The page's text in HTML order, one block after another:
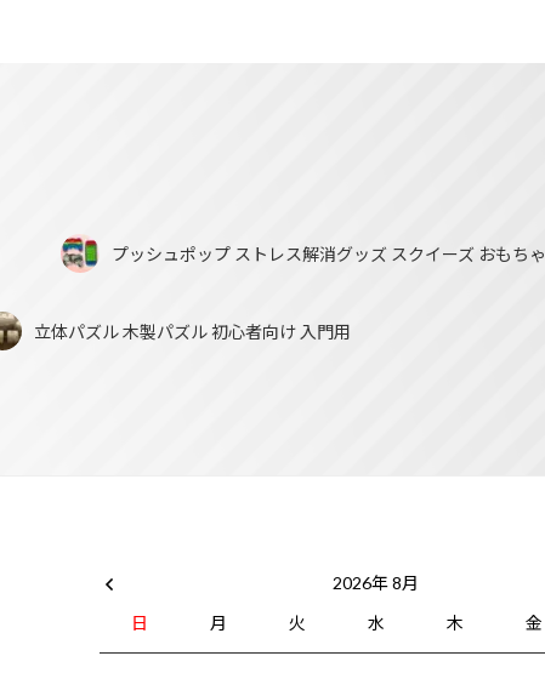
プッシュポップ ストレス解消グッズ スクイーズ おもちゃ
立体パズル 木製パズル 初心者向け 入門用
2026年 8月
日
月 火 水 木 金